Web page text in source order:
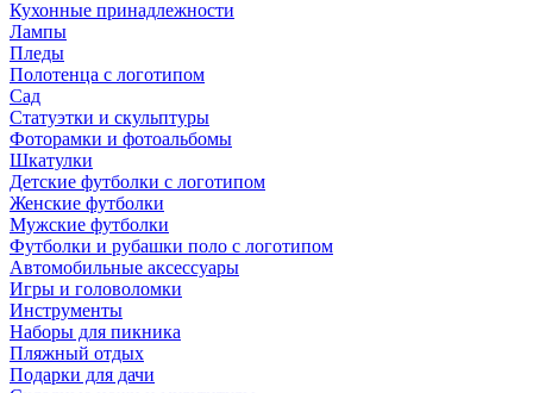
Кухонные принадлежности
Лампы
Пледы
Полотенца с логотипом
Сад
Статуэтки и скульптуры
Фоторамки и фотоальбомы
Шкатулки
Детские футболки с логотипом
Женские футболки
Мужские футболки
Футболки и рубашки поло с логотипом
Автомобильные аксессуары
Игры и головоломки
Инструменты
Наборы для пикника
Пляжный отдых
Подарки для дачи